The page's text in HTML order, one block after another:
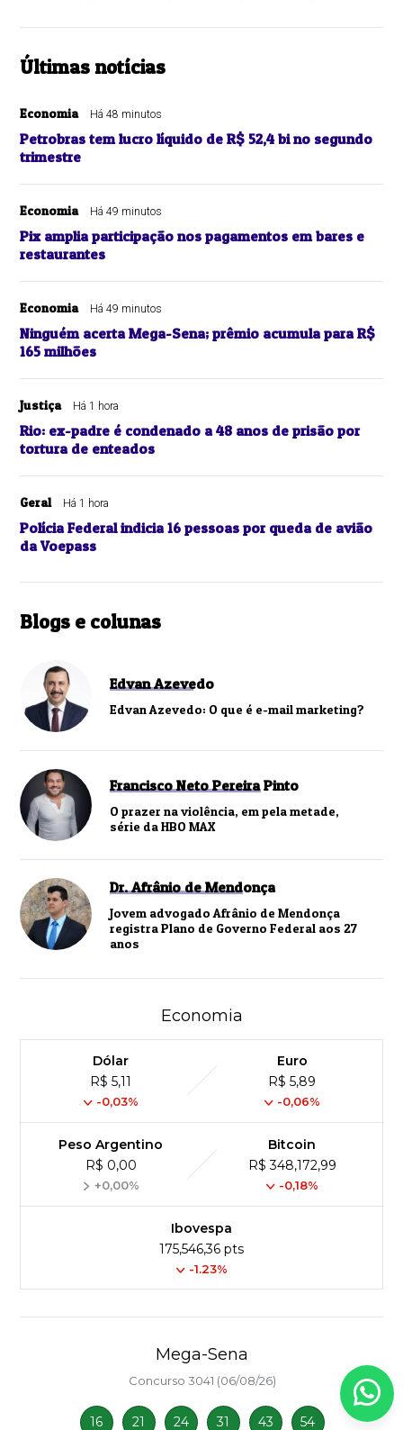
Últimas notícias
Economia Há 48 minutos
Petrobras tem lucro líquido de R$ 52,4 bi no segundo
trimestre
Economia Há 49 minutos
Pix amplia participação nos pagamentos em bares e
restaurantes
Economia Há 49 minutos
Ninguém acerta Mega-Sena; prêmio acumula para R$
165 milhões
Justiça Há 1 hora
Rio: ex-padre é condenado a 48 anos de prisão por
tortura de enteados
Geral Há 1 hora
Polícia Federal indicia 16 pessoas por queda de avião
da Voepass
Blogs e colunas
Edvan Azevedo
Edvan Azevedo: O que é e-mail marketing?
Francisco Neto Pereira Pinto
O prazer na violência, em pela metade,
série da HBO MAX
Dr. Afrânio de Mendonça
Jovem advogado Afrânio de Mendonça
registra Plano de Governo Federal aos 27
anos
Economia
Dólar
R$ 5,11
-0,03%
Euro
R$ 5,89
-0,06%
Peso Argentino
R$ 0,00
+0,00%
Bitcoin
R$ 348,172,99
-0,18%
Ibovespa
175,546,36 pts
-1.23%
Mega-Sena
Concurso 3041 (06/08/26)
16 21 24 31 43 54